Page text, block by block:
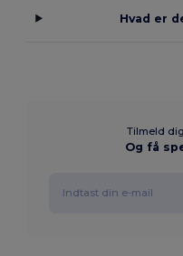
Hvad er
Tilmeld
Og få